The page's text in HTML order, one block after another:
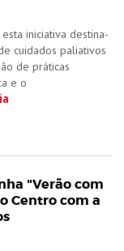
iniciativa destina-
cuidados paliativos
de práticas
e o
"Verão com
Centro com a